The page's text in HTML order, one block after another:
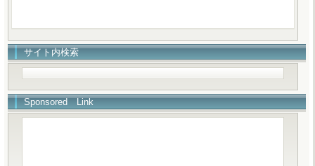
サイト内検索
Sponsored Link